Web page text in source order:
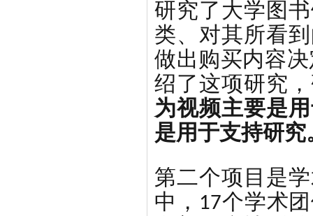
研究了大学图
类、对其所看
做出购买内容
绍了这项研究
为视频主要是
是用于支持研究
第二个项目是
中，17个学术